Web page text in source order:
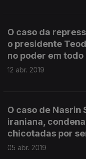
O caso da
o presidente
no poder em todo
12 abr. 2019
O caso de Nasrin
iraniana,
chicotadas por
05 abr. 2019